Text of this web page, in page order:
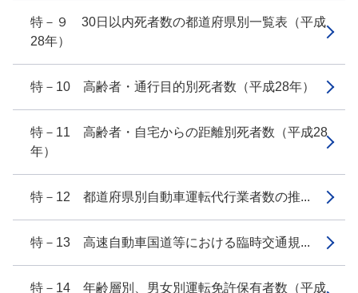
特－９ 30日以内死者数の都道府県別一覧表（平成
28年）
特－10 高齢者・通行目的別死者数（平成28年）
特－11 高齢者・自宅からの距離別死者数（平成28
年）
特－12 都道府県別自動車運転代行業者数の推...
特－13 高速自動車国道等における臨時交通規...
特－14 年齢層別、男女別運転免許保有者数（平成